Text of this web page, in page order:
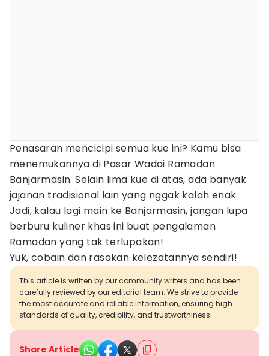
Penasaran mencicipi semua kue ini? Kamu bisa
menemukannya di Pasar Wadai Ramadan
Banjarmasin. Selain lima kue di atas, ada banyak
jajanan tradisional lain yang nggak kalah enak.
Jadi, kalau lagi main ke Banjarmasin, jangan lupa
berburu kuliner khas ini buat pengalaman
Ramadan yang tak terlupakan!
Yuk, cobain dan rasakan kelezatannya sendiri!
This article is written by our community writers and has been
carefully reviewed by our editorial team. We strive to provide
the most accurate and reliable information, ensuring high
standards of quality, credibility, and trustworthiness.
Share Article